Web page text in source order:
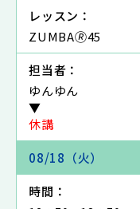
レッスン：
ZUMBA🄬45
担当者：
ゆんゆん
▼
休講
08/18（火）
時間：